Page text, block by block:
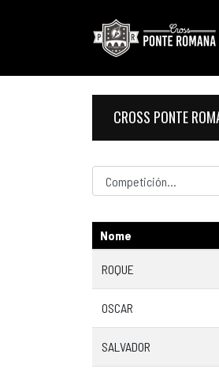
CROSS PONTE
Competicion
Nome
ROQUE
OSCAR
SALVADOR